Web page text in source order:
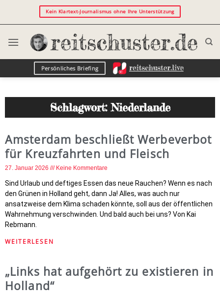
Kein Klartext-Journalismus ohne Ihre Unterstützung
Persönliches Briefing
Schlagwort: Niederlande
Amsterdam beschließt Werbeverbot
für Kreuzfahrten und Fleisch
27. Januar 2026 Keine Kommentare
Sind Urlaub und deftiges Essen das neue Rauchen? Wenn es nach
den Grünen in Holland geht, dann Ja! Alles, was auch nur
ansatzweise dem Klima schaden könnte, soll aus der öffentlichen
Wahrnehmung verschwinden. Und bald auch bei uns? Von Kai
Rebmann.
WEITERLESEN
„Links hat aufgehört zu existieren in
Holland“